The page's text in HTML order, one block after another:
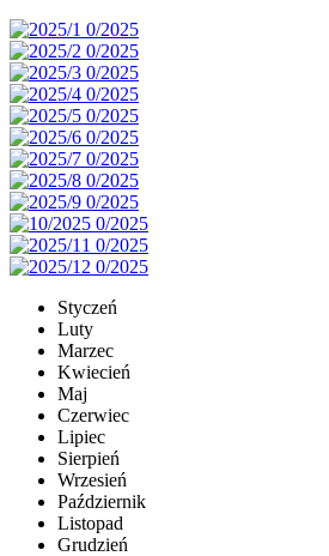
Styczeń
Luty
Marzec
Kwiecień
Maj
Czerwiec
Lipiec
Sierpień
Wrzesień
Październik
Listopad
Grudzień